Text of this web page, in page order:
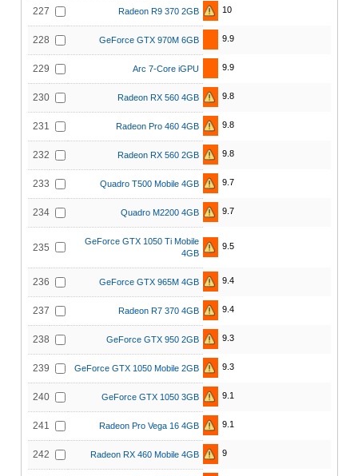
227 Radeon R9 370 2GB 10
228 GeForce GTX 970M 6GB 9.9
229 Arc 7-Core iGPU 9.9
230 Radeon RX 560 4GB 9.8
231 Radeon Pro 460 4GB 9.8
232 Radeon RX 560 2GB 9.8
233 Quadro T500 Mobile 4GB 9.7
234 Quadro M2200 4GB 9.7
235
GeForce GTX 1050 Ti Mobile
4GB
9.5
236 GeForce GTX 965M 4GB 9.4
237 Radeon R7 370 4GB 9.4
238 GeForce GTX 950 2GB 9.3
239 GeForce GTX 1050 Mobile 2GB 9.3
240 GeForce GTX 1050 3GB 9.1
241 Radeon Pro Vega 16 4GB 9.1
242 Radeon RX 460 Mobile 4GB 9